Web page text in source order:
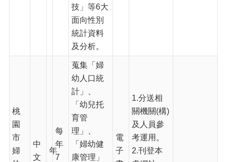
權
政
策
網
站
技」等6大
面向性別
統計資料
及分析。
桃
園
市
婦
中
文
年
每
年
7
蒐集「婦
幼人口統
計」、
「幼兒托
育管
理」、
「婦幼健
康管理」
電
子
1.分送相
關機關(構)
及人員參
考運用。
2.刊登本